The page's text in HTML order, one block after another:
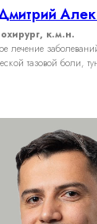
к.м.н.
лечение
тазовой боли,